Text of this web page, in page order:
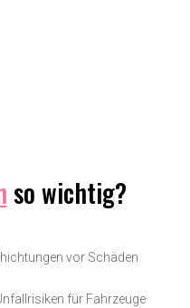
so wichtig?
vor Schäden
für Fahrzeuge